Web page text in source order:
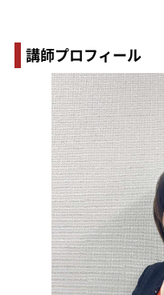
講師プロフィール